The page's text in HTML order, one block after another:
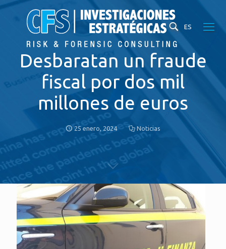
ES
Desbaratan un fraude
fiscal por dos mil
millones de euros
25 enero, 2024 Noticias